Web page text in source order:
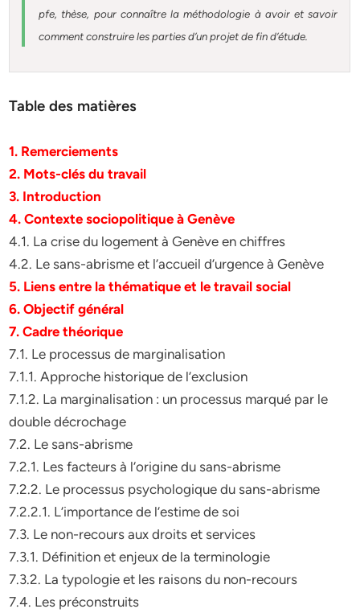
pfe, thèse, pour connaître la méthodologie à avoir et savoir
comment construire les parties d’un projet de fin d’étude.
Table des matières
1. Remerciements
2. Mots-clés du travail
3. Introduction
4. Contexte sociopolitique à Genève
4.1. La crise du logement à Genève en chiffres
4.2. Le sans-abrisme et l’accueil d’urgence à Genève
5. Liens entre la thématique et le travail social
6. Objectif général
7. Cadre théorique
7.1. Le processus de marginalisation
7.1.1. Approche historique de l’exclusion
7.1.2. La marginalisation : un processus marqué par le
double décrochage
7.2. Le sans-abrisme
7.2.1. Les facteurs à l‘origine du sans-abrisme
7.2.2. Le processus psychologique du sans-abrisme
7.2.2.1. L’importance de l’estime de soi
7.3. Le non-recours aux droits et services
7.3.1. Définition et enjeux de la terminologie
7.3.2. La typologie et les raisons du non-recours
7.4. Les préconstruits